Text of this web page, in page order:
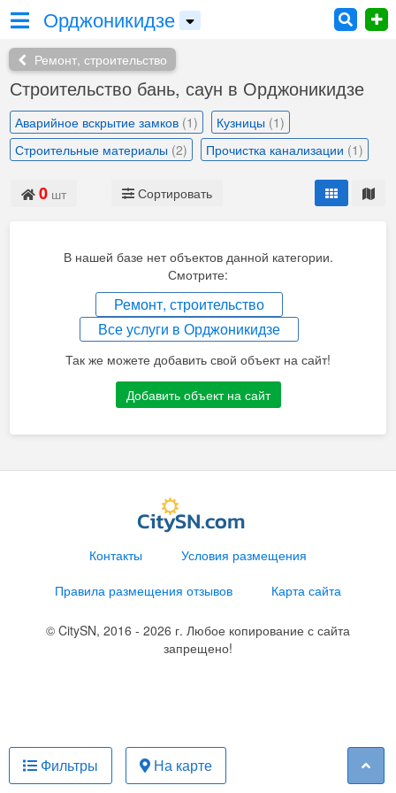
Орджоникидзе
Ремонт, строительство
Строительство бань, саун в Орджоникидзе
Аварийное вскрытие замков (1) Кузницы (1)
Строительные материалы (2) Прочистка канализации (1)
0 шт Сортировать
В нашей базе нет объектов данной категории.
Смотрите:
Ремонт, строительство
Все услуги в Орджоникидзе
Так же можете добавить свой объект на сайт!
Добавить объект на сайт
Фильтры На карте
Контакты
Условия размещения
Правила размещения отзывов
Карта сайта
© CitySN, 2016 - 2026 г. Любое копирование с сайта
запрещено!